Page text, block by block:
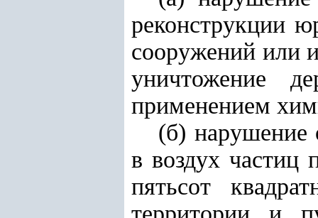
реконструкции
сооружений или
уничтожение
применением
(б) нарушение
в воздух частиц
пятьсот